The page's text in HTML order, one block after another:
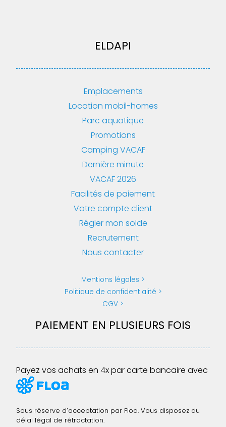
ELDAPI
Emplacements
Location mobil-homes
Parc aquatique
Promotions
Camping VACAF
Dernière minute
VACAF 2026
Facilités de paiement
Votre compte client
Régler mon solde
Recrutement
Nous contacter
Mentions légales
Politique de confidentialité
CGV
PAIEMENT EN PLUSIEURS FOIS
Payez vos achats en 4x par carte bancaire avec
Sous réserve d’acceptation par Floa. Vous disposez du
délai légal de rétractation.